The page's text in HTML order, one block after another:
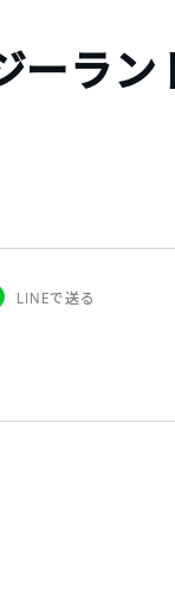
ーラ
LINEで送る